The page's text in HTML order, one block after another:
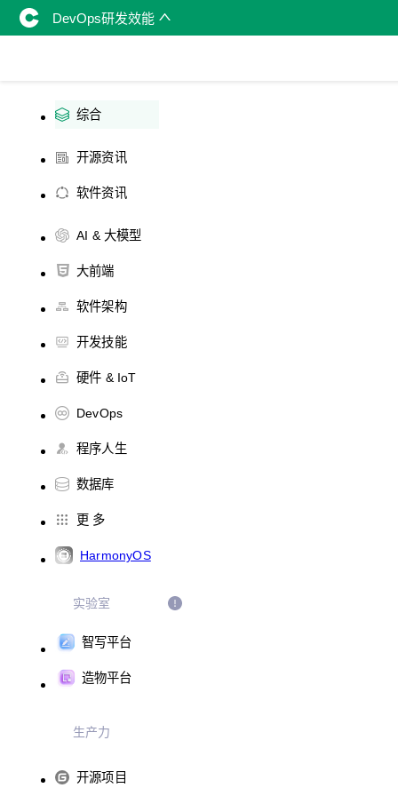
DevOps研发效能
综合
开源资讯
软件资讯
AI & 大模型
大前端
软件架构
开发技能
硬件 & IoT
DevOps
程序人生
数据库
更 多
HarmonyOS
实验室
智写平台
造物平台
生产力
开源项目